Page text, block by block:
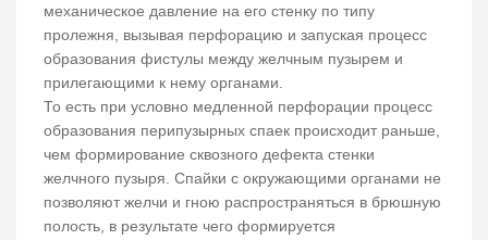
механическое давление на его стенку по типу
пролежня, вызывая перфорацию и запуская процесс
образования фистулы между желчным пузырем и
прилегающими к нему органами.
То есть при условно медленной перфорации процесс
образования перипузырных спаек происходит раньше,
чем формирование сквозного дефекта стенки
желчного пузыря. Спайки с окружающими органами не
позволяют желчи и гною распространяться в брюшную
полость, в результате чего формируется